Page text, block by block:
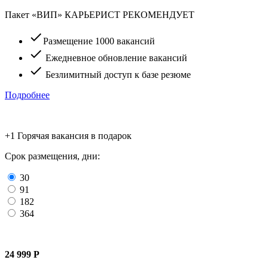
Пакет «ВИП» КАРЬЕРИСТ РЕКОМЕНДУЕТ
checkРазмещение 1000 вакансий
check Ежедневное обновление вакансий
check Безлимитный доступ к базе резюме
Подробнее
+1 Горячая вакансия в подарок
Срок размещения, дни:
30
91
182
364
24 999 Р